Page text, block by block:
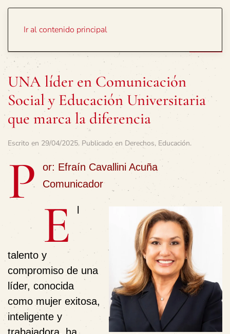
Ir al contenido principal
UNA líder en Comunicación
Social y Educación Universitaria
que marca la diferencia
Escrito en 29/04/2025. Publicado en Derechos, Educación.
P
or: Efraín Cavallini Acuña
Comunicador
E
talento y
compromiso de una
líder, conocida
como mujer exitosa,
inteligente y